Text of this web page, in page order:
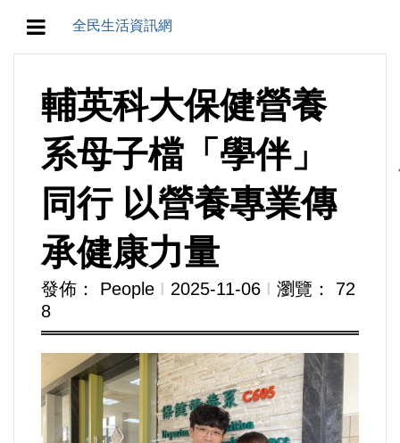
全民生活資訊網
教育/五育/五創
人生/生存/生活
產業/經濟
政治/政黨
農業/技術/肥飼料/農藥/產銷
食品/衛生/醫療/照護
運動/體育/休閒/育樂
輔英科大保健營養
系母子檔「學伴」
同行 以營養專業傳
承健康力量
發佈： People Ι 2025-11-06 Ι 瀏覽： 72
8